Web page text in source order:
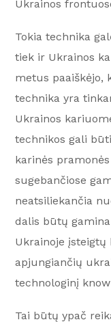
Ukrainos
Tokia technika
tiek ir Ukrainos
metus paaiškėjo,
technika yra
Ukrainos
technikos gali
karinės
sugebančiose
neatsiliekančia
dalis būtų
Ukrainoje įsteigtų
apjungiančių
technologinį
Tai būtų ypač